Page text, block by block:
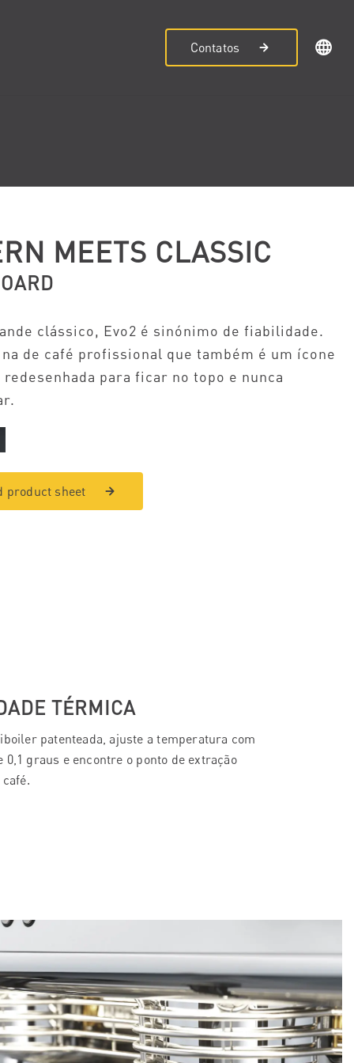
Contatos
MEETS CLASSIC
clássico, Evo2 é sinónimo de fiabilidade.
de café profissional que também é um ícone
para ficar no topo e nunca
product sheet
TÉRMICA
patenteada, ajuste a temperatura com
0,1 graus e encontre o ponto de extração